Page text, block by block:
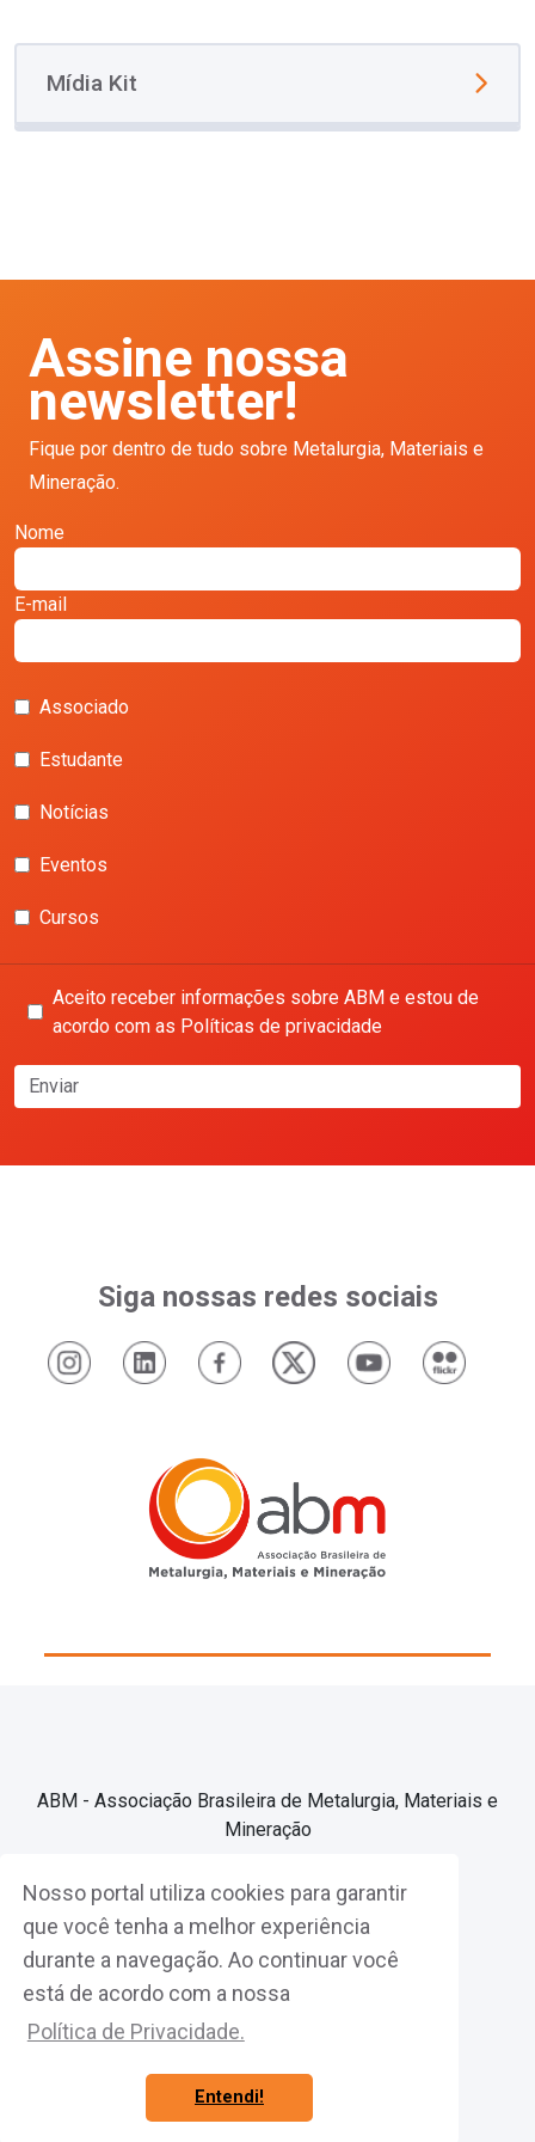
Nosso portal utiliza cookies para garantir
que você tenha a melhor experiência
durante a navegação. Ao continuar você
está de acordo com a nossa
Política de Privacidade.
Entendi!
Mídia Kit
Assine nossa
newsletter!
Fique por dentro de tudo sobre Metalurgia, Materiais e
Mineração.
Nome
E-mail
Associado
Estudante
Notícias
Eventos
Cursos
Aceito receber informações sobre ABM e estou de
acordo com as Políticas de privacidade
Enviar
Siga nossas redes sociais
ABM - Associação Brasileira de Metalurgia, Materiais e
Mineração
Associe-se
Fazer Login